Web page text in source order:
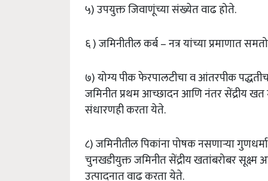
५) उपयुक्त जिवाणूंच्या संख्येत वाढ होते.
६ ) जमिनीतील कर्ब – नत्र यांच्या प्रमाणात
७) योग्य पीक फेरपालटीचा व आंतरपीक
जमिनीत प्रथम आच्छादन आणि नंतर सेंद्रीय
संधारणही करता येते.
८) जमिनीतील पिकांना पोषक नसणाऱ्या
चुनखडीयुक्त जमिनीत सेंद्रीय खतांबरोबर सूक्ष्म
उत्पादनात वाढ करता येते.